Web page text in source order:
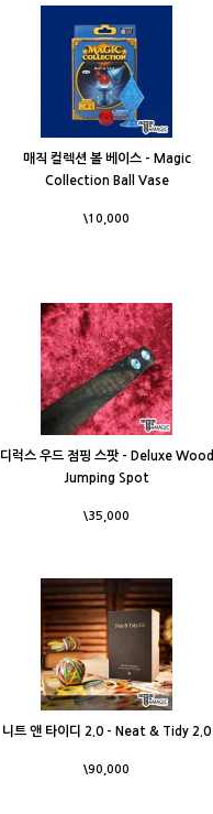
매직 컬렉션 볼 베이스 - Magic
Collection Ball Vase
\10,000
디럭스 우드 점핑 스팟 - Deluxe Wood
Jumping Spot
\35,000
니트 앤 타이디 2.0 - Neat & Tidy 2.0
\90,000